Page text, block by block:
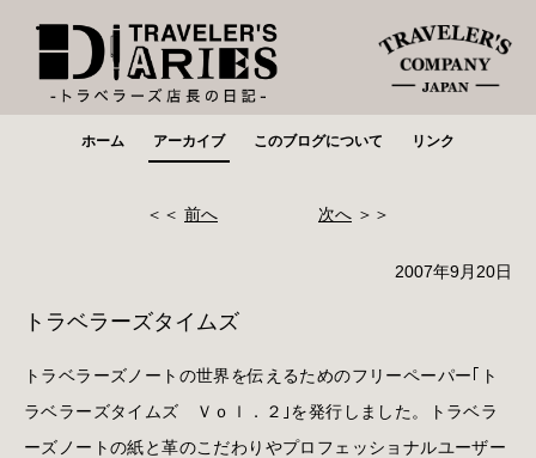
ホーム アーカイブ このブログについて リンク
＜＜ 前へ 次へ ＞＞
2007年9月20日
トラベラーズタイムズ
トラベラーズノートの世界を伝えるためのフリーペーパー｢ト
ラベラーズタイムズ Ｖｏｌ．２｣を発行しました。トラベラ
ーズノートの紙と革のこだわりやプロフェッショナルユーザー